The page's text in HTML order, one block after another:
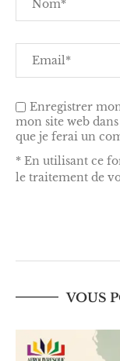
Enregistrer
mon site web
que je ferai un
* En utilisant ce
le traitement de
VOUS